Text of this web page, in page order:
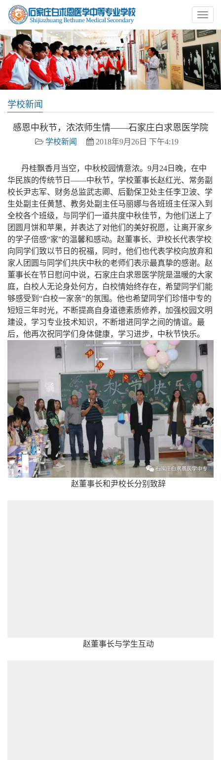
学校新闻
感恩中秋节，浓浓师生情——石家庄白求恩医学院
学校新闻 2018年9月26日 下午4:19
丹桂飘香月当空，中秋校园情意浓。9月24日晚，在中
华民族的传统节日——中秋节，学校董事长赵红光、常务副
校长尹志军、财务总监武志卿、后勤保卫处主任李卫波、学
生处副主任黄慧、教务处副主任马丽娜与各班班主任深入到
全校各个班级，与同学们一道共度中秋佳节，为他们送上了
团圆月饼和苹果，并表达了对他们的美好祝愿，让离开家乡
的学子倍感“家”的温馨和感动。赵董事长、尹校长代表学校
向同学们致以节日的祝福，同时，他们也代表学校向放弃和
家人团圆与同学们共庆中秋的老师们表示最真挚的感谢。赵
董事长在节日慰问中说，石家庄白求恩医学院是温暖的大家
庭，白校人无论身处何方，白校情始终存在，希望同学们能
够感受到“白校一家亲”的氛围。他也希望同学们珍惜中专的
短短三年时光，不断提高自身道德素质修养，加强校园文明
建设，学习专业技术知识，不断增进同学之间的情谊。最
后，他再次祝同学们身体健康，学习进步，中秋节快乐。
赵董事长和尹校长分别致辞
赵董事长与学生互动